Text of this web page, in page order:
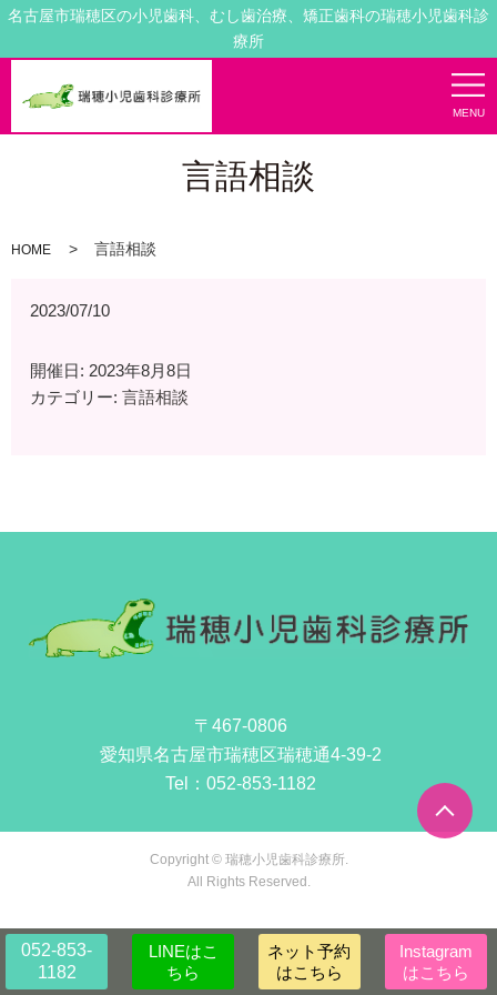
名古屋市瑞穂区の小児歯科、むし歯治療、矯正歯科の瑞穂小児歯科診
療所
MENU
言語相談
HOME 言語相談
2023/07/10
開催日: 2023年8月8日
カテゴリー:言語相談
052-853-
1182
LINEはこ
ちら
ネット予約
はこちら
Instagram
はこちら
〒467-0806
愛知県名古屋市瑞穂区瑞穂通4-39-2
Tel： 052-853-1182
Copyright © 瑞穂小児歯科診療所.
All Rights Reserved.